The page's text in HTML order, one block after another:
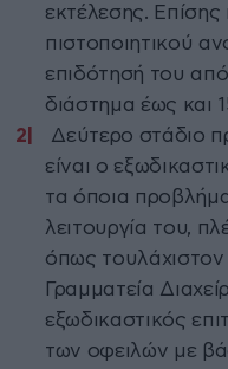
εκτέλεσης.
πιστοποιητικού
επιδότησή του
διάστημα έως και
Δεύτερο στάδιο
είναι ο
τα όποια
λειτουργία του,
όπως
Γραμματεία
εξωδικαστικός
των οφειλών με